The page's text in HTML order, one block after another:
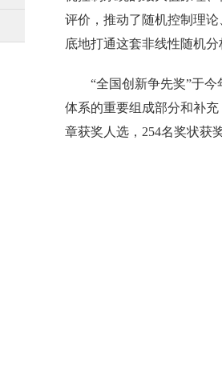
评价，推动了随机控制理
底地打通这套非线性随机
“全国创新争先奖”于
体系的重要组成部分和补
章获奖人选，254名奖状获